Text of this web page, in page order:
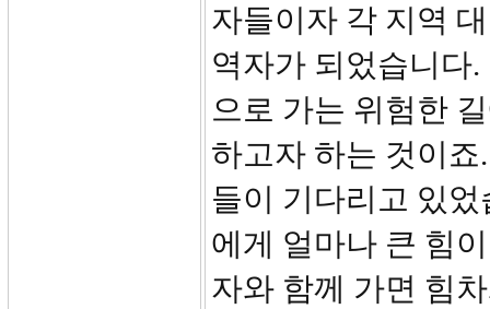
자들이자 각 지역
역자가 되었습니다
으로 가는 위험한
하고자 하는 것이
들이 기다리고 있
에게 얼마나 큰 힘
자와 함께 가면 힘